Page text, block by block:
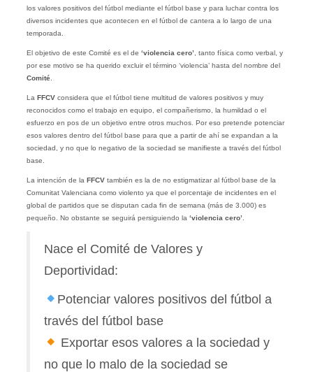
los valores positivos del fútbol mediante el fútbol base y para luchar contra los
diversos incidentes que acontecen en el fútbol de cantera a lo largo de una
temporada.
El objetivo de este Comité es el de ‘violencia cero’ , tanto física como verbal, y
por ese motivo se ha querido excluir el término ‘violencia’ hasta del nombre del
Comité.
La FFCVconsidera que el fútbol tiene multitud de valores positivos y muy
reconocidos como el trabajo en equipo, el compañerismo, la humildad o el
esfuerzo en pos de un objetivo entre otros muchos. Por eso pretende potenciar
esos valores dentro del fútbol base para que a partir de ahí se expandan a la
sociedad, y no que lo negativo de la sociedad se manifieste a través del fútbol
base.
La intención de la FFCVtambién es la de no estigmatizar al fútbol base de la
Comunitat Valenciana como violento ya que el porcentaje de incidentes en el
global de partidos que se disputan cada fin de semana (más de 3.000) es
pequeño. No obstante se seguirá persiguiendo la ‘violencia cero’
Nace el Comité de Valores y
Deportividad:
Potenciar valores positivos del fútbol a
través del fútbol base
Exportar esos valores a la sociedad y
no que lo malo de la sociedad se